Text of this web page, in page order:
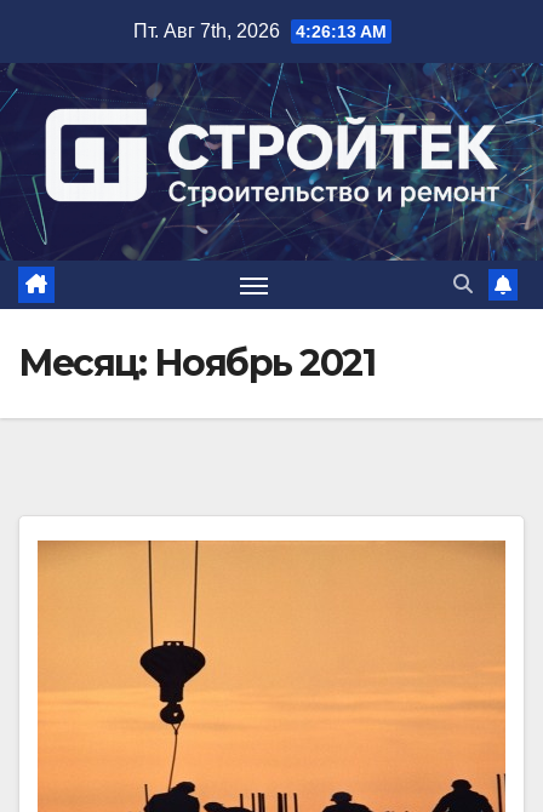
содержимому
Пт. Авг 7th, 2026 4:26:15 AM
Месяц: Ноябрь 2021